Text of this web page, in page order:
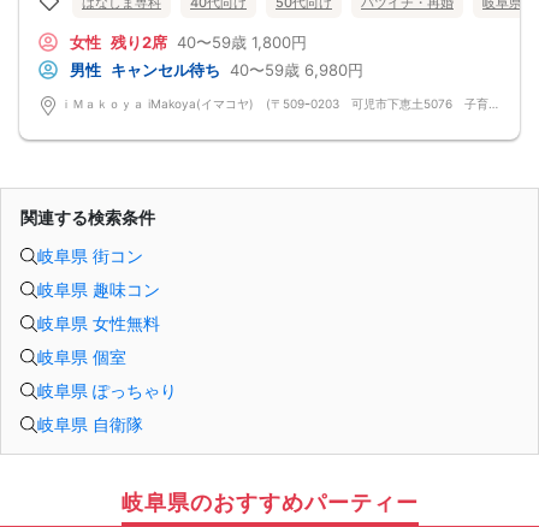
女性 残り2席 40〜59歳 1,800円
男性 キャンセル待ち 40〜59歳 6,980円
関連する検索条件
岐阜県 街コン
岐阜県 趣味コン
岐阜県 女性無料
岐阜県 個室
岐阜県 ぽっちゃり
岐阜県 自衛隊
岐阜県のおすすめパーティー